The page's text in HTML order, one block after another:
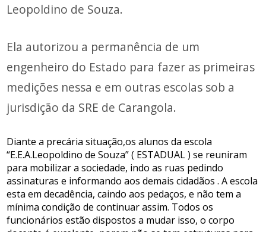
Leopoldino de Souza.
Ela autorizou a permanência de um
engenheiro do Estado para fazer as primeiras
medições nessa e em outras escolas sob a
jurisdição da SRE de Carangola.
Diante a precária situação,os alunos da escola
“E.E.A.Leopoldino de Souza” ( ESTADUAL ) se reuniram
para mobilizar a sociedade, indo as ruas pedindo
assinaturas e informando aos demais cidadãos . A escola
esta em decadência, caindo aos pedaços, e não tem a
mínima condição de continuar assim. Todos os
funcionários estão dispostos a mudar isso, o corpo